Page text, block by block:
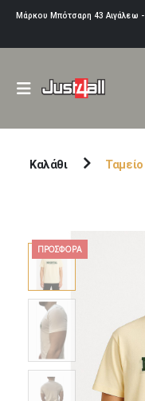
Μάρκου Μπότσαρη 43 Αιγάλεω -
Καλάθι Ταμείο
ΠΡΟΣΦΟΡΆ